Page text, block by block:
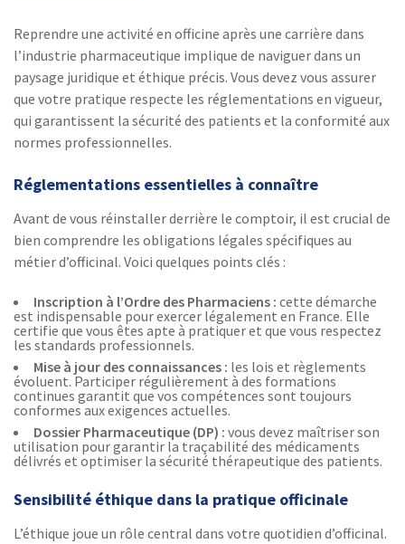
Reprendre une activité en officine après une carrière dans
l’industrie pharmaceutique implique de naviguer dans un
paysage juridique et éthique précis. Vous devez vous assurer
que votre pratique respecte les réglementations en vigueur,
qui garantissent la sécurité des patients et la conformité aux
normes professionnelles.
Réglementations essentielles à connaître
Avant de vous réinstaller derrière le comptoir, il est crucial de
bien comprendre les obligations légales spécifiques au
métier d’officinal. Voici quelques points clés :
Inscription à l’Ordre des Pharmaciens : cette démarche
est indispensable pour exercer légalement en France. Elle
certifie que vous êtes apte à pratiquer et que vous respectez
les standards professionnels.
Mise à jour des connaissances : les lois et règlements
évoluent. Participer régulièrement à des formations
continues garantit que vos compétences sont toujours
conformes aux exigences actuelles.
Dossier Pharmaceutique (DP) : vous devez maîtriser son
utilisation pour garantir la traçabilité des médicaments
délivrés et optimiser la sécurité thérapeutique des patients.
Sensibilité éthique dans la pratique officinale
L’éthique joue un rôle central dans votre quotidien d’officinal.